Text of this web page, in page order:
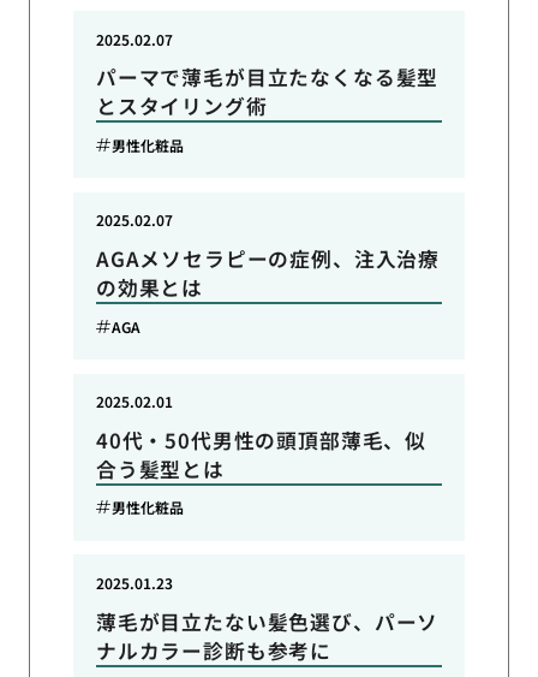
パーマで薄毛が目立たなくなる髪型
とスタイリング術
2025.02.07
男性化粧品
AGAメソセラピーの症例、注入治療
の効果とは
2025.02.07
AGA
40代・50代男性の頭頂部薄毛、似
合う髪型とは
2025.02.01
男性化粧品
薄毛が目立たない髪色選び、パーソ
ナルカラー診断も参考に
2025.01.23